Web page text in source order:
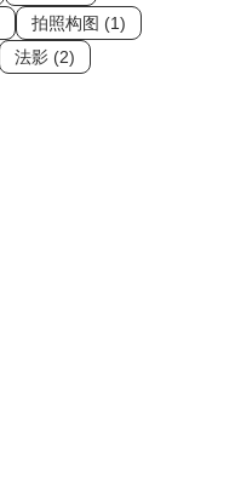
拍照构图 (1)
法影 (2)